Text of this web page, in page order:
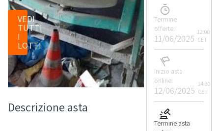
VEDI
TUTTI
I
LOTTI
Termine
offerte:
11/06/2025
12:00
CET
Inizio asta
online:
12/06/2025
14:30
CET
Termine asta
Descrizione asta